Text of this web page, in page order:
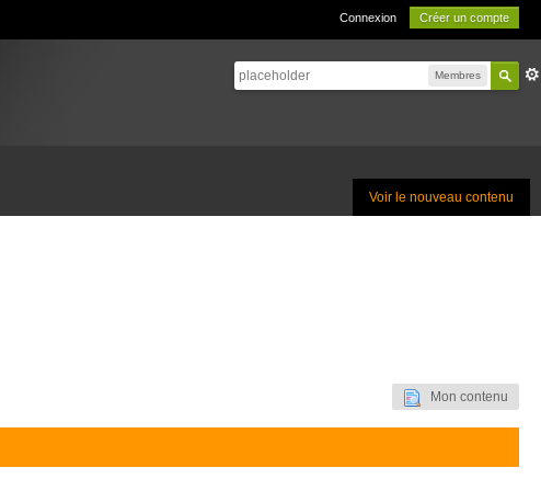
Connexion Créer un compte
Membres
Voir le nouveau contenu
Mon contenu